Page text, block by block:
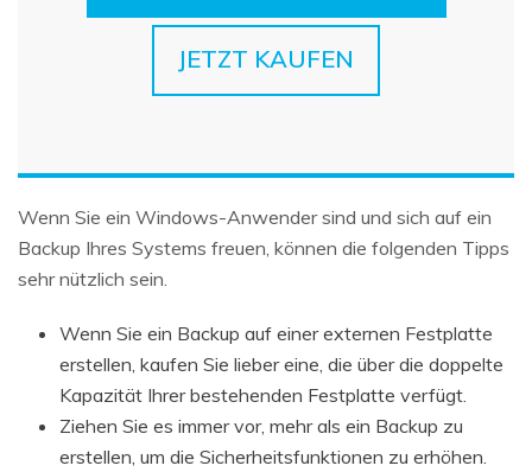
JETZT KAUFEN
Wenn Sie ein Windows-Anwender sind und sich auf ein
Backup Ihres Systems freuen, können die folgenden Tipps
sehr nützlich sein.
Wenn Sie ein Backup auf einer externen Festplatte
erstellen, kaufen Sie lieber eine, die über die doppelte
Kapazität Ihrer bestehenden Festplatte verfügt.
Ziehen Sie es immer vor, mehr als ein Backup zu
erstellen, um die Sicherheitsfunktionen zu erhöhen.